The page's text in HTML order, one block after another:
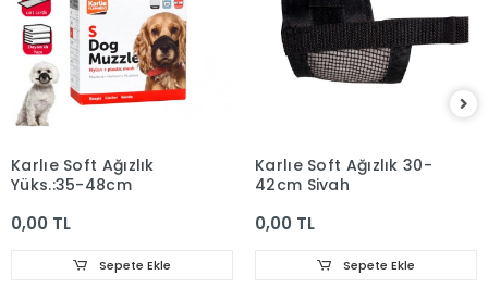
Karlıe Soft Ağızlık
Yüks.:35-48cm
0,00 TL
Sepete Ekle
Karlıe Soft Ağızlık 30-
42cm Siyah
0,00 TL
Sepete Ekle